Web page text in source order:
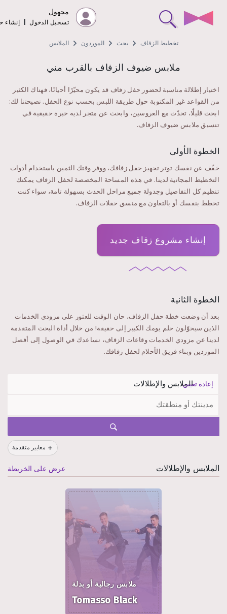
مجهول
تسجيل الدخول
تخطيط الزفاف بحث الموردون الملابس
ملابس ضيوف الزفاف بالقرب مني
اختيار إطلالة مناسبة لحضور حفل زفاف قد يكون محيّرًا أحيانًا، فهناك الكثير
من القواعد غير المكتوبة حول طريقة اللبس بحسب نوع الحفل. نصيحتنا لك:
ابحث قليلًا، تحدّث مع العروسين، وابحث عن متجر لديه خبرة حقيقية في
تنسيق ملابس ضيوف الزفاف.
الخطوة الأولى
خفّف عن نفسك توتر تجهيز حفل زفافك، ووفر وقتك الثمين باستخدام أدوات
التخطيط المجانية لدينا. في هذه المساحة المخصصة لحفل الزفاف يمكنك
تنظيم كل التفاصيل وجدولة جميع مراحل الحدث بسهولة تامة، سواء كنت
تخطط بنفسك أو بالتعاون مع منسق حفلات الزفاف.
إنشاء مشروع زفاف جديد
الخطوة الثانية
بعد أن وضعت خطة حفل الزفاف، حان الوقت للعثور على مزودي الخدمات
الذين سيحوّلون حلم يومك الكبير إلى حقيقة! من خلال أداة البحث المتقدمة
لدينا عن مزودي الخدمات وقاعات الزفاف، نساعدك في الوصول إلى أفضل
الموردين وبناء فريق الأحلام لحفل زفافك.
إعادة تعيين
معايير متقدمة
الملابس والإطلالات عرض على الخريطة
ملابس رجالية أو بدلة
Tomasso Black